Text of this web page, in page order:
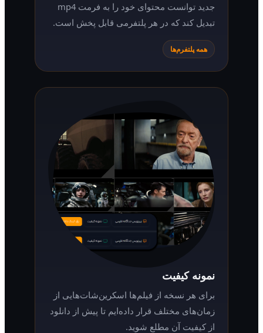
جدید توانست محتوای خود را به فرمت mp4
تبدیل کند که در هر پلتفرمی قابل پخش است.
همه پلتفرم‌ها
نمونه کیفیت
برای هر نسخه از فیلم‌ها اسکرین‌شات‌هایی از
زمان‌های مختلف قرار داده‌ایم تا پیش از دانلود
از کیفیت آن مطلع شوید.